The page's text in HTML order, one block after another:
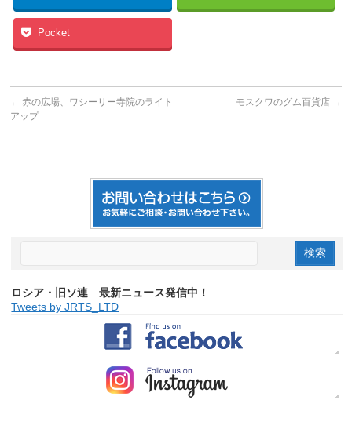
Pocket
← 赤の広場、ワシーリー寺院のライト
アップ
モスクワのグム百貨店 →
ロシア・旧ソ連 最新ニュース発信中！
Tweets by JRTS_LTD